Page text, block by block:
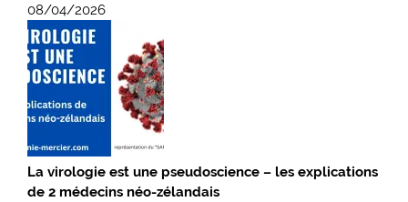
08/04/2026
La virologie est une pseudoscience – les explications
de 2 médecins néo-zélandais